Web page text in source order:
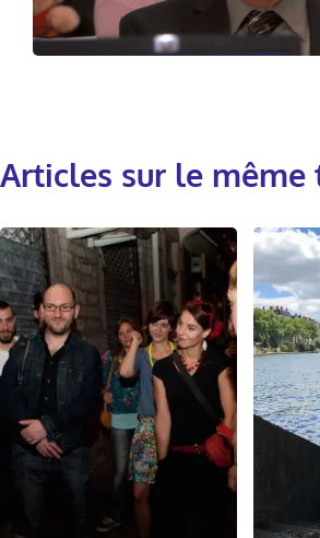
Articles sur le même